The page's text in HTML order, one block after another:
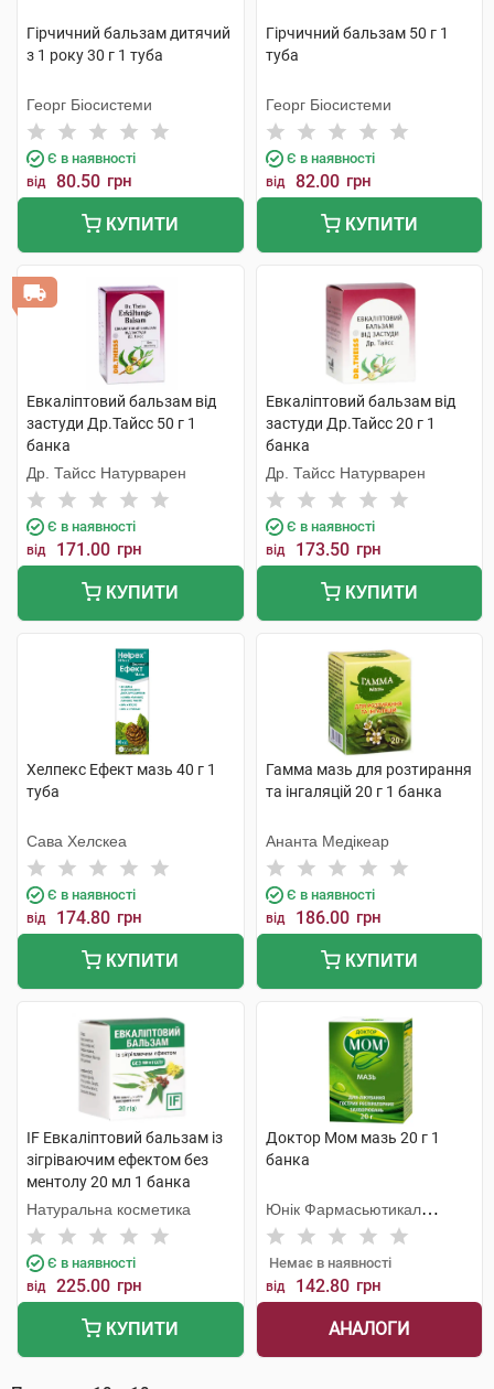
Гірчичний бальзам дитячий
з 1 року 30 г 1 туба
Георг Біосистеми
Є в наявності
від 80.50 грн
КУПИТИ
Гірчичний бальзам 50 г 1
туба
Георг Біосистеми
Є в наявності
від 82.00 грн
КУПИТИ
Евкаліптовий бальзам від
застуди Др.Тайсс 50 г 1
банка
Др. Тайсс Натурварен
Є в наявності
від 171.00 грн
КУПИТИ
Евкаліптовий бальзам від
застуди Др.Тайсс 20 г 1
банка
Др. Тайсс Натурварен
Є в наявності
від 173.50 грн
КУПИТИ
Хелпекс Ефект мазь 40 г 1
туба
Сава Хелскеа
Є в наявності
від 174.80 грн
КУПИТИ
Гамма мазь для розтирання
та інгаляцій 20 г 1 банка
Ананта Медікеар
Є в наявності
від 186.00 грн
КУПИТИ
IF Евкаліптовий бальзам із
зігріваючим ефектом без
ментолу 20 мл 1 банка
Натуральна косметика
Є в наявності
від 225.00 грн
КУПИТИ
Доктор Мом мазь 20 г 1
банка
Юнік Фармасьютикал
Лабораторіз
Немає в наявності
від 142.80 грн
АНАЛОГИ